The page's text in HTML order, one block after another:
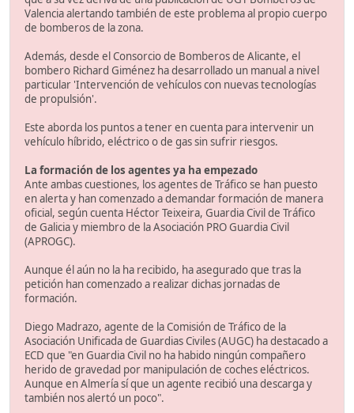
Valencia alertando también de este problema al propio cuerpo
de bomberos de la zona.
Además, desde el Consorcio de Bomberos de Alicante, el
bombero Richard Giménez ha desarrollado un manual a nivel
particular 'Intervención de vehículos con nuevas tecnologías
de propulsión'.
Este aborda los puntos a tener en cuenta para intervenir un
vehículo híbrido, eléctrico o de gas sin sufrir riesgos.
La formación de los agentes ya ha empezado
Ante ambas cuestiones, los agentes de Tráfico se han puesto
en alerta y han comenzado a demandar formación de manera
oficial, según cuenta Héctor Teixeira, Guardia Civil de Tráfico
de Galicia y miembro de la Asociación PRO Guardia Civil
(APROGC).
Aunque él aún no la ha recibido, ha asegurado que tras la
petición han comenzado a realizar dichas jornadas de
formación.
Diego Madrazo, agente de la Comisión de Tráfico de la
Asociación Unificada de Guardias Civiles (AUGC) ha destacado a
ECD que "en Guardia Civil no ha habido ningún compañero
herido de gravedad por manipulación de coches eléctricos.
Aunque en Almería sí que un agente recibió una descarga y
también nos alertó un poco".